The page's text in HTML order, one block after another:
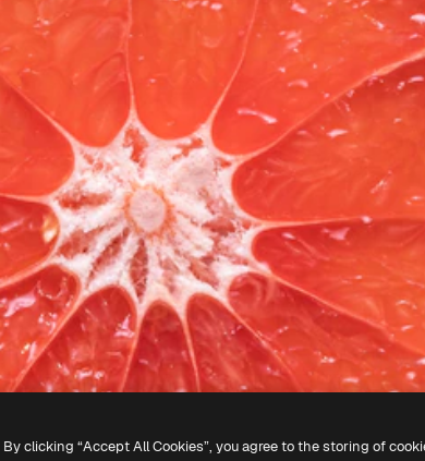
By clicking “Accept All Cookies”, you agree to the storing of